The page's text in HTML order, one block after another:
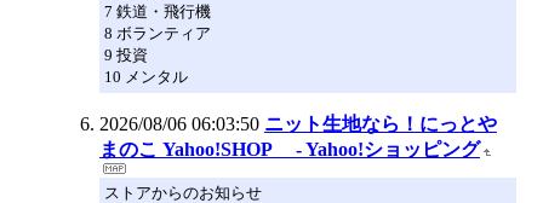
7 鉄道・飛行機
8 ボランティア
9 投資
10 メンタル
2026/08/06 06:03:50 ニット生地なら！にっとや
まのこ Yahoo!SHOP - Yahoo!ショッピング
ストアからのお知らせ